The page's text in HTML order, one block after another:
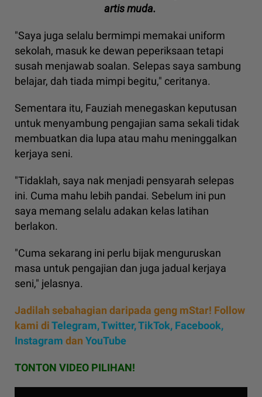
artis muda.
"Saya juga selalu bermimpi memakai uniform
sekolah, masuk ke dewan peperiksaan tetapi
susah menjawab soalan. Selepas saya sambung
belajar, dah tiada mimpi begitu," ceritanya.
Sementara itu, Fauziah menegaskan keputusan
untuk menyambung pengajian sama sekali tidak
membuatkan dia lupa atau mahu meninggalkan
kerjaya seni.
"Tidaklah, saya nak menjadi pensyarah selepas
ini. Cuma mahu lebih pandai. Sebelum ini pun
saya memang selalu adakan kelas latihan
berlakon.
"Cuma sekarang ini perlu bijak menguruskan
masa untuk pengajian dan juga jadual kerjaya
seni," jelasnya.
Jadilah sebahagian daripada geng mStar! Follow
kami diTelegram,Twitter,TikTok, Facebook,
Instagram dan YouTube
TONTON VIDEO PILIHAN!